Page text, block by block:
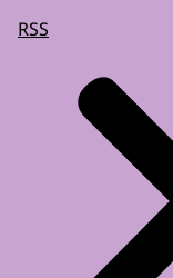
RSS